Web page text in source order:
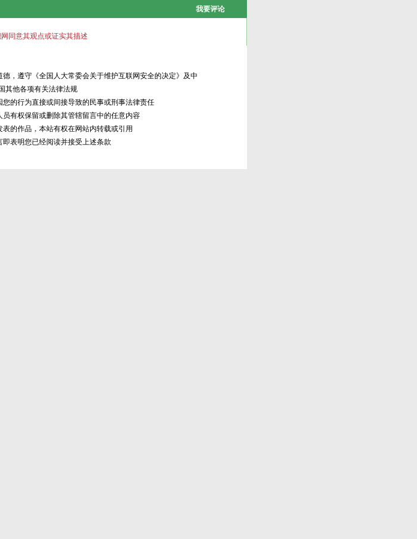
我要评论
同意其观点或证实其描述
德，遵守《全国人大常委会关于维护互联网安全的决定》及中
其他各项有关法律法规
您的行为直接或间接导致的民事或刑事法律责任
员有权保留或删除其管辖留言中的任意内容
表的作品，本站有权在网站内转载或引用
即表明您已经阅读并接受上述条款